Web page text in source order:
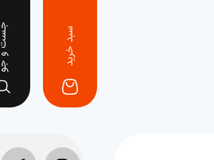
سبد خرید جست و جو